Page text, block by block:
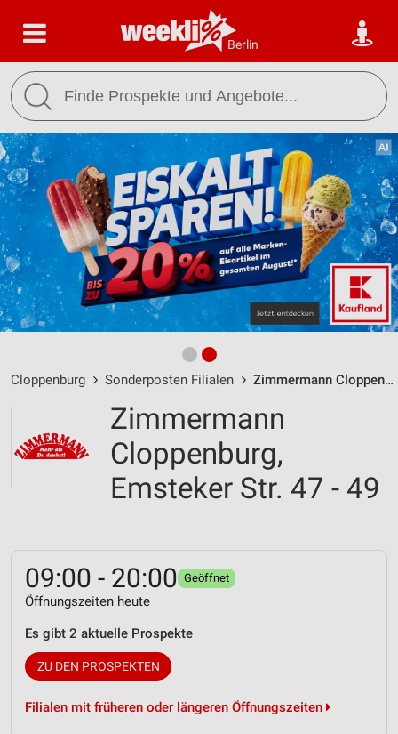
Berlin
Cloppenburg Sonderposten Filialen Zimmermann Cloppenburg / Emsteker Str. 47 - 49 - Öffnungszeiten & Adresse
Zimmermann
Cloppenburg,
Emsteker Str. 47 - 49
09:00 - 20:00 Geöffnet
Öffnungszeiten heute
Es gibt 2 aktuelle Prospekte
ZU DEN PROSPEKTEN
Filialen mit früheren oder längeren Öffnungszeiten